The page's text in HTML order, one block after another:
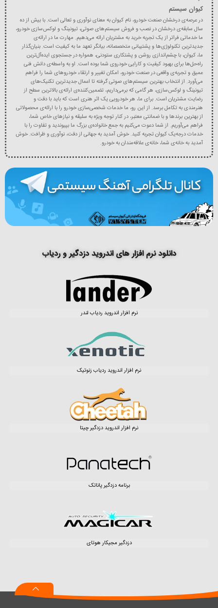
کیوان سیستم
در عرصه‌ی درخشان صنعت خودرو، نام کیوان به معنای نوآوری و تعالی است. با بیش از ده
سال سابقه‌ی درخشان در نصب و فروش سیستم‌های صوتی، تیونینگ و لوکس‌سازی خودرو،
ما خدماتی فراتر از یک تجربه خرید به مشتریان ارائه می‌دهیم. مهارت ما در ارائه‌ی
جدیدترین تکنولوژی‌ها و پشتیبانی متخصصانه، بیانگر تعهد ما به کیفیت است. بنیان‌گذار
ما، کیوان، با چشم‌اندازی روشن و پشتکاری ستودنی، همواره در جستجوی ایده‌آل‌ترین
راه‌حل‌ها برای بهبود کیفیت و کارایی خودروی شما بوده است. او به واسطه‌ی دانش فنی
عمیق و تجربه‌ی واقعی در صنعت خودرو، امکان تغییر و ارتقاء خودروهای شما را فراهم
می‌آورد. از انتخاب بهترین سیستم‌های صوتی گرفته تا اعمال جدیدترین تکنیک‌های
تیونینگ و لوکس‌سازی، هر گامی که برمی‌داریم، تضمین‌کننده‌ی ارائه‌ی بالاترین سطح از
رضایت مشتریان است. برای ما، هر خودرویی یک اثر هنری است که باید با دقت و
هنرمندی به تکامل برسد. از این رو، ما خدمات شخصی‌سازی خودرو را با ارائه‌ی محصولاتی
از بهترین برندها و با ضمانتی معتبر، در کنار توجه ویژه به سلیقه و نیازهای خاص شما،
فراهم می‌آوریم. از شما دعوت می‌کنیم به جمع خانواده‌ی بزرگ ما بپیوندید و تفاوت را با
خدمات درجه‌یک کیوان تجربه کنید. خوش آمدید به جهانی از دقت، نوآوری و ظرافت. خوش
آمدید به خانه‌ی شما، خانه‌ی علاقه‌مندان به خودرو.
دانلود نرم افزار های اندروید دزدگیر و ردیاب
نرم افزار اندروید ردیاب لندر
نرم افزار اندروید ردیاب زنوتیک
نرم افزار اندروید دزدگیر چیتا
برنامه دزدگیر پاناتک
دزدگیر مجیکار هوتای